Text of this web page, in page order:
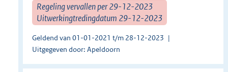
Regeling vervallen per 29-12-2023
Uitwerkingtredingdatum 29-12-2023
Geldend van 01-01-2021 t/m 28-12-2023
Uitgegeven door: Apeldoorn